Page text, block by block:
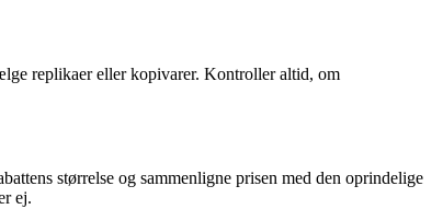
replikaer eller kopivarer. Kontroller altid, om
størrelse og sammenligne prisen med den oprindelige
ej.